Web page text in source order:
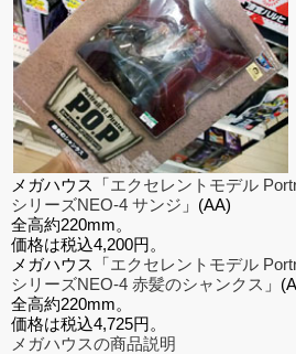
メガハウス「エクセレントモデル
シリーズNEO-4 サンジ 」(AA)
全高約220mm。
価格は税込4,200円。
メガハウス「エクセレントモデル
シリーズNEO-4 赤髪のシャンクス 」
全高約220mm。
価格は税込4,725円。
メガハウスの商品説明